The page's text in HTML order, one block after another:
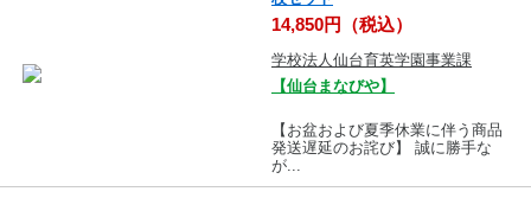
14,850円（税込）
学校法人仙台育英学園事業課
【仙台まなびや】
【お盆および夏季休業に伴う商品
発送遅延のお詫び】 誠に勝手な
が...